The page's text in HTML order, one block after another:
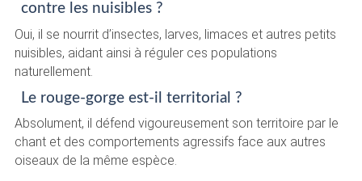
contre les nuisibles ?
Oui, il se nourrit d’insectes, larves, limaces et autres petits
nuisibles, aidant ainsi à réguler ces populations
naturellement.
Le rouge-gorge est-il territorial ?
Absolument, il défend vigoureusement son territoire par le
chant et des comportements agressifs face aux autres
oiseaux de la même espèce.